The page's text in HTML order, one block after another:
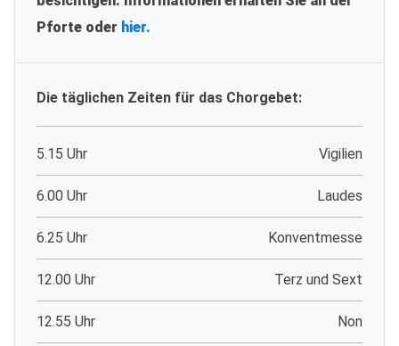
Pforte oder hier.
Die täglichen Zeiten für das Chorgebet:
5.15 Uhr Vigilien
6.00 Uhr Laudes
6.25 Uhr Konventmesse
12.00 Uhr Terz und Sext
12.55 Uhr Non